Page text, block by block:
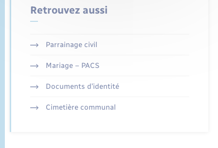
Retrouvez aussi
Parrainage civil
Mariage – PACS
Documents d’identité
Cimetière communal